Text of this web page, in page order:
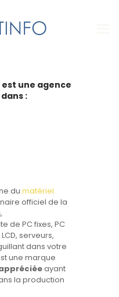
une agence
:
dumatériel
officiel de la
,
de PC fixes, PC
serveurs,
dans votre
une marque
ayant
la production